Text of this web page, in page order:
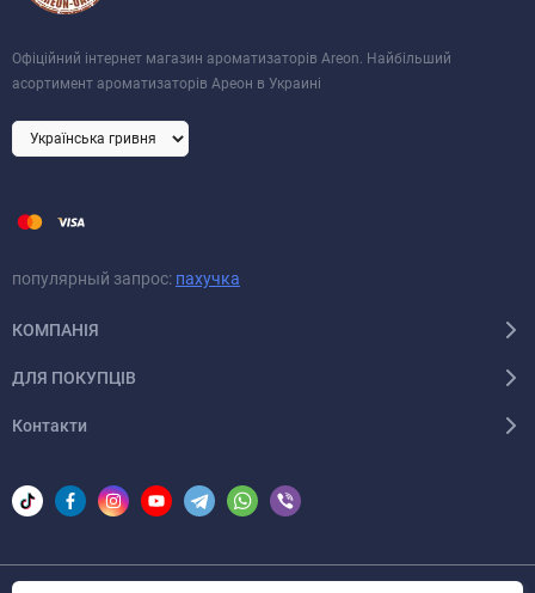
Офіційний інтернет магазин ароматизаторів Areon. Найбільший
асортимент ароматизаторів Ареон в Украині
популярный запрос: пахучка
КОМПАНІЯ
ДЛЯ ПОКУПЦІВ
Контакти